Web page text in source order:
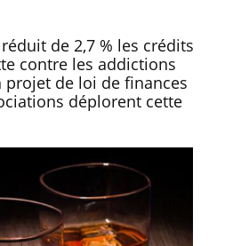
de 2,7 % les crédits
contre les addictions
projet de loi de finances
déplorent cette